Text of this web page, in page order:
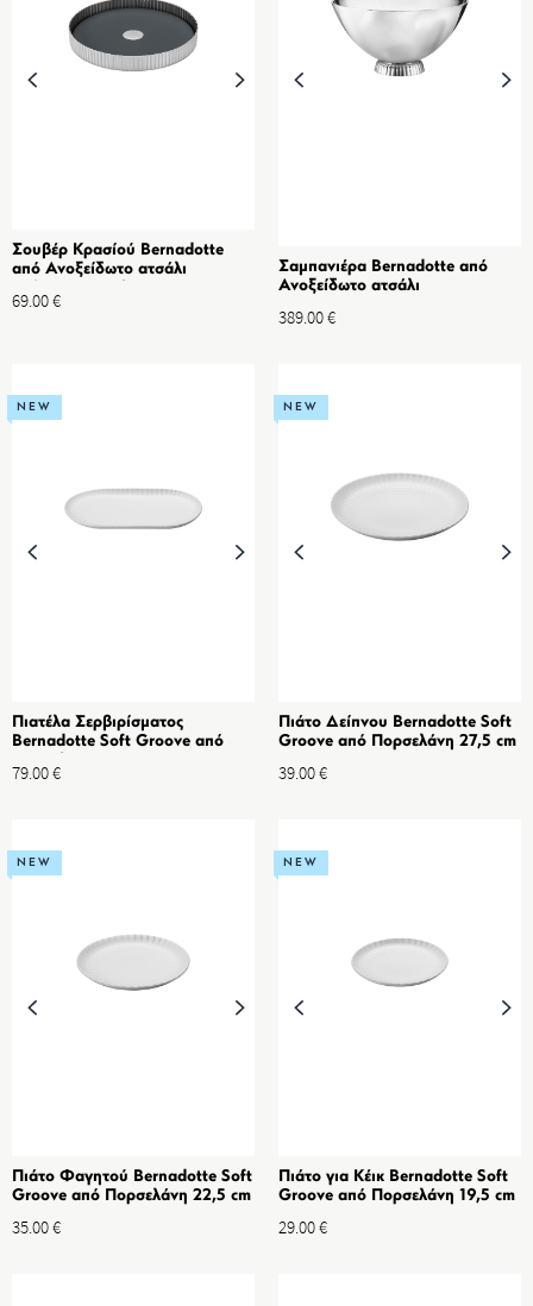
Σουβέρ Κρασίού Bernadotte
από Ανοξείδωτο ατσάλι
69.00€
Σαμπανιέρα Bernadotte από
Ανοξείδωτο ατσάλι
389.00€
NEW
Πιατέλα Σερβιρίσματος
Bernadotte Soft Groove από
79.00€
NEW
Πιάτο Δείπνου Bernadotte Soft
Groove από Πορσελάνη 27,5 cm
39.00€
NEW
Πιάτο Φαγητού Bernadotte Soft
Groove από Πορσελάνη 22,5 cm
35.00€
NEW
Πιάτο για Κέικ Bernadotte Soft
Groove από Πορσελάνη 19,5 cm
29.00€